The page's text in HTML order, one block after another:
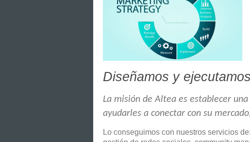
Diseñamos y
La misión de Altea es establecer
ayudarles a conectar con su
Lo conseguimos con nuestros servicios